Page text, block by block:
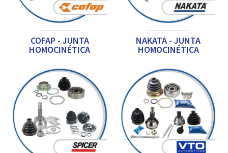
COFAP - JUNTA
HOMOCINÉTICA
NAKATA - JUNTA
HOMOCINÉTICA